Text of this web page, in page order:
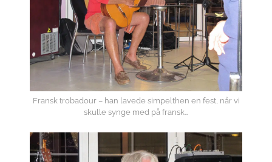
Fransk trobadour – han lavede simpelthen en fest, når vi
skulle synge med på fransk…